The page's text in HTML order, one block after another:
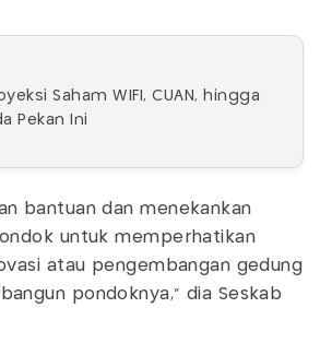
Saham WIFI, CUAN, hingga
Pekan Ini
bantuan dan menekankan
untuk memperhatikan
atau pengembangan gedung
pondoknya," dia Seskab